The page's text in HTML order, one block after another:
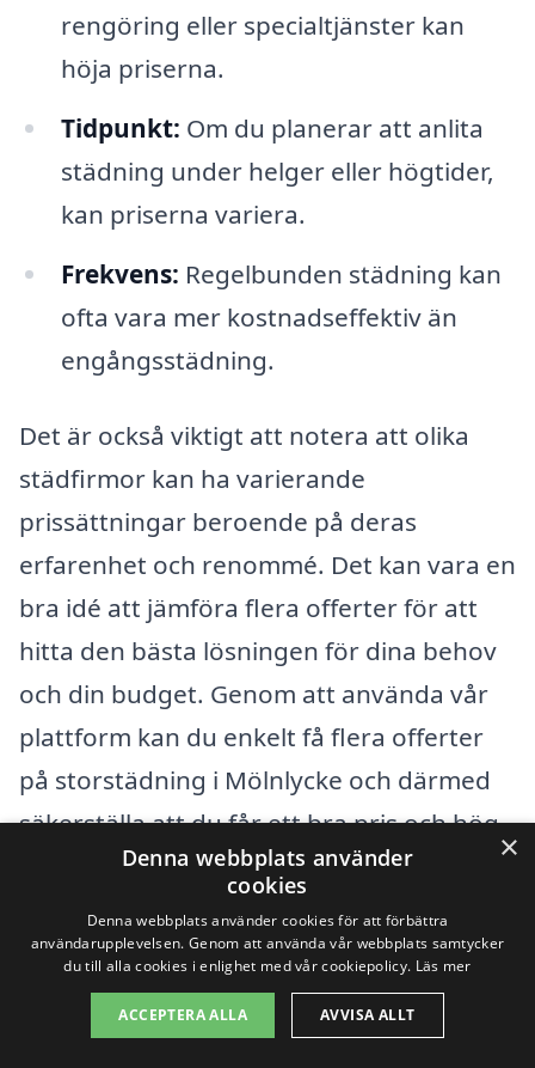
rengöring eller specialtjänster kan
höja priserna.
Tidpunkt: Om du planerar att anlita
städning under helger eller högtider,
kan priserna variera.
Frekvens: Regelbunden städning kan
ofta vara mer kostnadseffektiv än
engångsstädning.
Det är också viktigt att notera att olika
städfirmor kan ha varierande
prissättningar beroende på deras
erfarenhet och renommé. Det kan vara en
bra idé att jämföra flera offerter för att
hitta den bästa lösningen för dina behov
och din budget. Genom att använda vår
plattform kan du enkelt få flera offerter
på storstädning i Mölnlycke och därmed
säkerställa att du får ett bra pris och hög
kvalitet på tjänsten. Att investera i
professionell storstädning kan spara dig
tid och ge ett fräscht hem, så det är värt
att göra en noggrann jämförelse innan du
fattar ditt beslut.
×
Denna webbplats använder
cookies
Denna webbplats använder cookies för att förbättra
användarupplevelsen. Genom att använda vår webbplats samtycker
du till alla cookies i enlighet med vår cookiepolicy. Läs mer
ACCEPTERA ALLA AVVISA ALLT